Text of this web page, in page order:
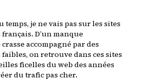
temps, je ne vais pas sur les sites
D’un manque
accompagné par des
on retrouve dans ces sites
ficelles du web des années
du trafic pas cher.